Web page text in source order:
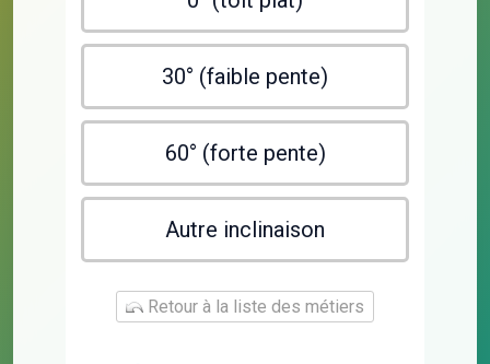
30° (faible pente)
60° (forte pente)
Autre inclinaison
Retour à la liste des métiers